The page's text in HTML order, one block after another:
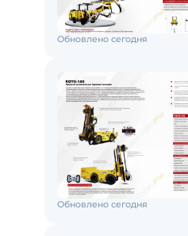
Обновлено сегодня
Обновлено сегодня